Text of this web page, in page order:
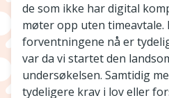
de som ikke har digital
møter opp uten timeavtale.
forventningene nå er
var da vi startet den
undersøkelsen. Samtidig
tydeligere krav i lov eller